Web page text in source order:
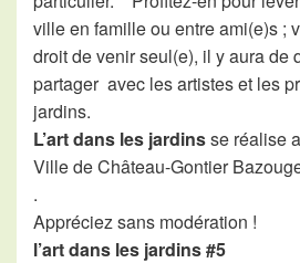
ville en famille ou entre ami(e)s ;
droit de venir seul(e), il y aura de
partager avec les artistes et les
jardins.
L’art dans les jardinsse réalise
Ville de Château-Gontier
.
Appréciez sans modération !
l’art dans les jardins #5